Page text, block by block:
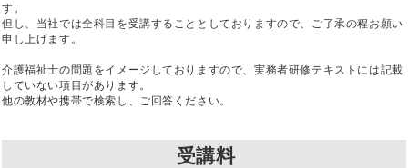
す。
但し、当社では全科目を受講することとしておりますので、ご了承の程お願い
申し上げます。
介護福祉士の問題をイメージしておりますので、実務者研修テキストには記載
していない項目があります。
他の教材や携帯で検索し、ご回答ください。
受講料